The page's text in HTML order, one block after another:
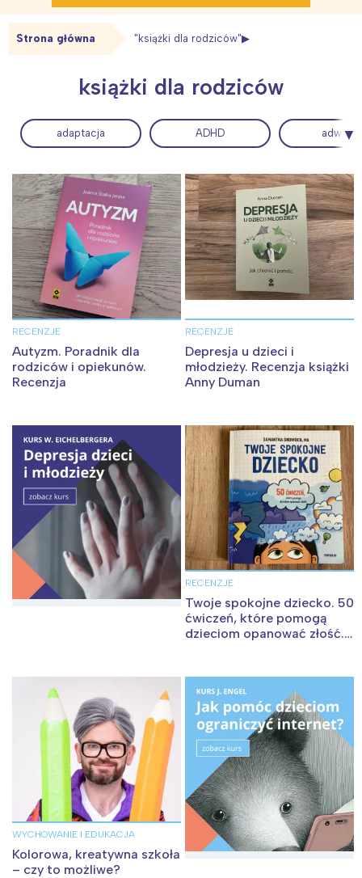
Strona główna "książki dla rodziców"
książki dla rodziców
adaptacja ADHD adwent
RECENZJE
Autyzm. Poradnik dla
rodziców i opiekunów.
Recenzja
RECENZJE
Depresja u dzieci i
młodzieży. Recenzja książki
Anny Duman
RECENZJE
Twoje spokojne dziecko. 50
ćwiczeń, które pomogą
dzieciom opanować złość.
WYCHOWANIE I EDUKACJA
Kolorowa, kreatywna szkoła
– czy to możliwe?